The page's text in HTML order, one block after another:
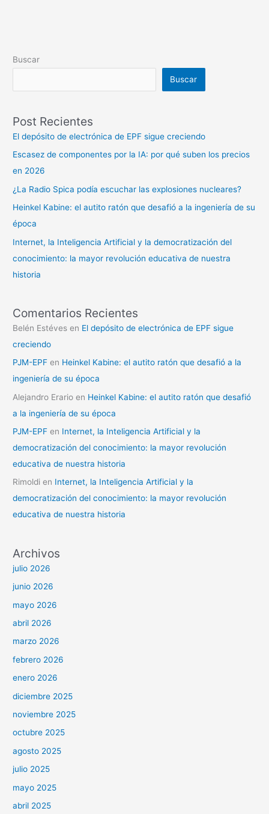
Buscar
Buscar
Post Recientes
El depósito de electrónica de EPF sigue creciendo
Escasez de componentes por la IA: por qué suben los precios
en 2026
¿La Radio Spica podía escuchar las explosiones nucleares?
Heinkel Kabine: el autito ratón que desafió a la ingeniería de su
época
Internet, la Inteligencia Artificial y la democratización del
conocimiento: la mayor revolución educativa de nuestra
historia
Comentarios Recientes
Belén Estéves en El depósito de electrónica de EPF sigue
creciendo
PJM-EPF en Heinkel Kabine: el autito ratón que desafió a la
ingeniería de su época
Alejandro Erario en Heinkel Kabine: el autito ratón que desafió
a la ingeniería de su época
PJM-EPF en Internet, la Inteligencia Artificial y la
democratización del conocimiento: la mayor revolución
educativa de nuestra historia
Rimoldi en Internet, la Inteligencia Artificial y la
democratización del conocimiento: la mayor revolución
educativa de nuestra historia
Archivos
julio 2026
junio 2026
mayo 2026
abril 2026
marzo 2026
febrero 2026
enero 2026
diciembre 2025
noviembre 2025
octubre 2025
agosto 2025
julio 2025
mayo 2025
abril 2025